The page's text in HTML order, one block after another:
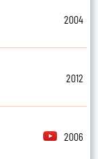
2004
2012
2006